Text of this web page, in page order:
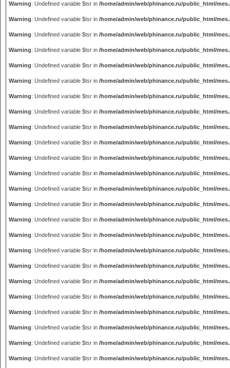
Warning: Undefined variable $tsr in /home/admin/web/phinance.ru/public_html/
Warning: Undefined variable $tsr in /home/admin/web/phinance.ru/public_html/
Warning: Undefined variable $tsr in /home/admin/web/phinance.ru/public_html/
Warning: Undefined variable $tsr in /home/admin/web/phinance.ru/public_html/
Warning: Undefined variable $tsr in /home/admin/web/phinance.ru/public_html/
Warning: Undefined variable $tsr in /home/admin/web/phinance.ru/public_html/
Warning: Undefined variable $tsr in /home/admin/web/phinance.ru/public_html/
Warning: Undefined variable $tsr in /home/admin/web/phinance.ru/public_html/
Warning: Undefined variable $tsr in /home/admin/web/phinance.ru/public_html/
Warning: Undefined variable $tsr in /home/admin/web/phinance.ru/public_html/
Warning: Undefined variable $tsr in /home/admin/web/phinance.ru/public_html/
Warning: Undefined variable $tsr in /home/admin/web/phinance.ru/public_html/
Warning: Undefined variable $tsr in /home/admin/web/phinance.ru/public_html/
Warning: Undefined variable $tsr in /home/admin/web/phinance.ru/public_html/
Warning: Undefined variable $tsr in /home/admin/web/phinance.ru/public_html/
Warning: Undefined variable $tsr in /home/admin/web/phinance.ru/public_html/
Warning: Undefined variable $tsr in /home/admin/web/phinance.ru/public_html/
Warning: Undefined variable $tsr in /home/admin/web/phinance.ru/public_html/
Warning: Undefined variable $tsr in /home/admin/web/phinance.ru/public_html/
Warning: Undefined variable $tsr in /home/admin/web/phinance.ru/public_html/
Warning: Undefined variable $tsr in /home/admin/web/phinance.ru/public_html/
Warning: Undefined variable $tsr in /home/admin/web/phinance.ru/public_html/
Warning: Undefined variable $tsr in /home/admin/web/phinance.ru/public_html/
Warning: Undefined variable $tsr in /home/admin/web/phinance.ru/public_html/